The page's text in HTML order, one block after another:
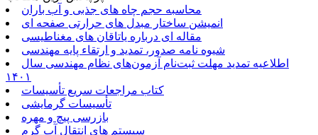
محاسبه حجم چاه های جذبی و آب باران
انمیشن ساختار مبدل های حرارتی صفحه ای
مقاله ای درباره یاتاقان های مغناطیسی
شیوه نامه صدور، تمدید و ارتقاء پایه مهندسی
اطلاعیه تمدید مهلت ثبت‌نام آزمون‌های نظام مهندسی سال
۱۴۰۱
کتاب مراجعات سریع تأسیسات
تأسیسات گرمایشی
بازرسی پیچ و مهره
سیستم های انتقال آب گرم